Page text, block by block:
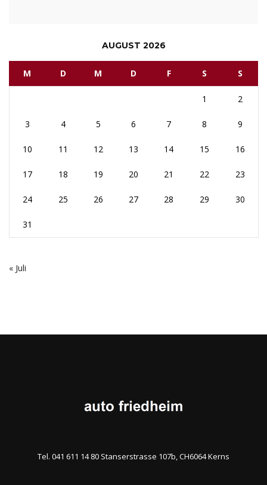
AUGUST 2026
M D M D F S S
1 2
3 4 5 6 7 8 9
10 11 12 13 14 15 16
17 18 19 20 21 22 23
24 25 26 27 28 29 30
31
« Juli
Tel. 041 611 14 80 Stanserstrasse 107b, CH6064 Kerns